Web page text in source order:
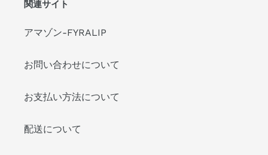
関連サイト
アマゾン-FYRALIP
お問い合わせについて
お支払い方法について
配送について